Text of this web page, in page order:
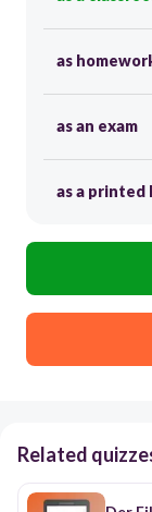
as
as an exam
as a printed
Related